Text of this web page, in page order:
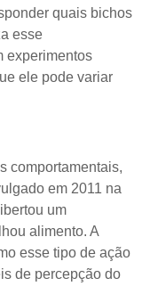
quais bichos
esse
experimentos
ele pode variar
comportamentais,
em 2011 na
um
alimento. A
esse tipo de ação
de percepção do